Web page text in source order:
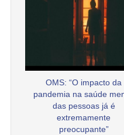
OMS: “O impacto da
pandemia na saúde
das pessoas já é
extremamente
preocupante”